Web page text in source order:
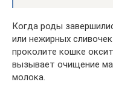
Когда роды
или нежирных
проколите кошке
вызывает очищение
молока.